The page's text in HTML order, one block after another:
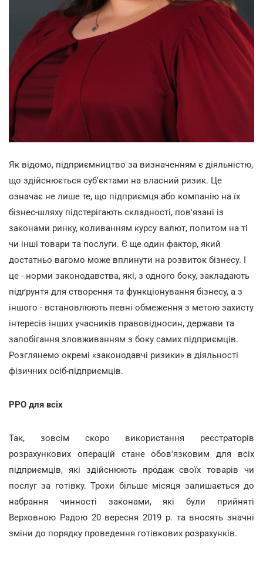
Як відомо, підприємництво за визначенням є діяльністю,
що здійснюється суб'єктами на власний ризик. Це
означає не лише те, що підприємця або компанію на їх
бізнес-шляху підстерігають складності, пов'язані із
законами ринку, коливанням курсу валют, попитом на ті
чи інші товари та послуги. Є ще один фактор, який
достатньо вагомо може вплинути на розвиток бізнесу. І
це - норми законодавства, які, з одного боку, закладають
підґрунтя для створення та функціонування бізнесу, а з
іншого - встановлюють певні обмеження з метою захисту
інтересів інших учасників правовідносин, держави та
запобігання зловживанням з боку самих підприємців.
Розглянемо окремі «законодавчі ризики» в діяльності
фізичних осіб-підприємців.
РРО для всіх
Так, зовсім скоро використання реєстраторів
розрахункових операцій стане обов'язковим для всіх
підприємців, які здійснюють продаж своїх товарів чи
послуг за готівку. Трохи більше місяця залишається до
набрання чинності законами, які були прийняті
Верховною Радою 20 вересня 2019 р. та вносять значні
зміни до порядку проведення готівкових розрахунків.